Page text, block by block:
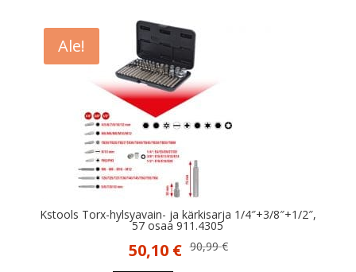
Ale!
Kstools Torx-hylsyavain- ja kärkisarja 1/4″+3/8″+1/2″,
57 osaa 911.4305
90,99€
Alkuperäinen
50,10 €Nykyinen